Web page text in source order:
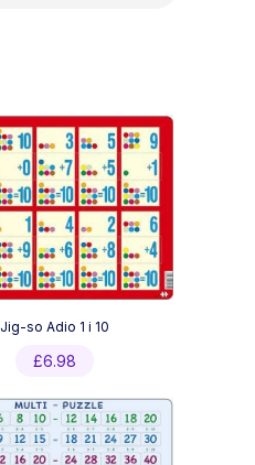
Jig-so Adio 1 i 10
£6.98